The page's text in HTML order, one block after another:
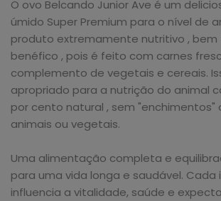
O ovo Belcando Junior Ave é um
úmido Super Premium para o nível de
produto extremamente nutritivo , bem
benéfico , pois é feito com carnes
complemento de vegetais e cereais.
apropriado para a nutrição do animal
por cento natural , sem "enchimentos"
animais ou vegetais.
Uma alimentação completa e
para uma vida longa e saudável. Cada
influencia a vitalidade, saúde e